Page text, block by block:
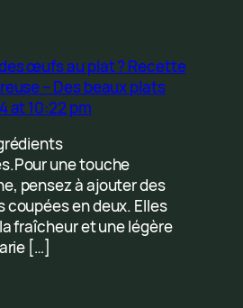
œufs au plat ? Recette
– Des beaux plats
at 10:22 pm
une touche
pensez à ajouter des
en deux. Elles
fraîcheur et une légère
[…]